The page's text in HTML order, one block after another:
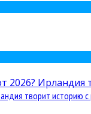
творит историю